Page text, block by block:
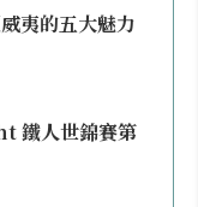
夷的五大魅力
鐵人世錦賽第